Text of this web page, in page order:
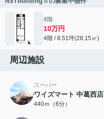
4階
10万円
4階 / 8.51坪(28.15㎡)
周辺施設
スーパー
ワイズマート 中葛西店
440ｍ（6分）